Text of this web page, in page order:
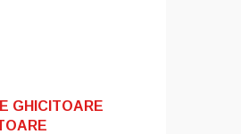
GHICITOARE